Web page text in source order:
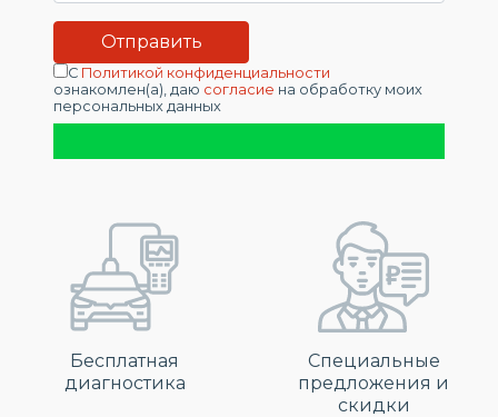
С Политикой конфиденциальности
ознакомлен(а), даю согласие на обработку моих
персональных данных
Бесплатная
диагностика
Специальные
предложения и
скидки